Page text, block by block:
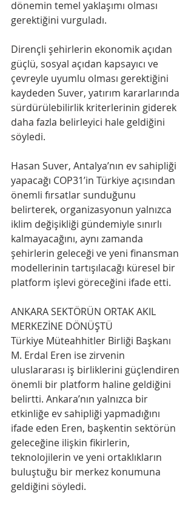
dönemin temel yaklaşımı olması
gerektiğini vurguladı.
Dirençli şehirlerin ekonomik açıdan
güçlü, sosyal açıdan kapsayıcı ve
çevreyle uyumlu olması gerektiğini
kaydeden Suver, yatırım kararlarında
sürdürülebilirlik kriterlerinin giderek
daha fazla belirleyici hale geldiğini
söyledi.
Hasan Suver, Antalya’nın ev sahipliği
yapacağı COP31’in Türkiye açısından
önemli fırsatlar sunduğunu
belirterek, organizasyonun yalnızca
iklim değişikliği gündemiyle sınırlı
kalmayacağını, aynı zamanda
şehirlerin geleceği ve yeni finansman
modellerinin tartışılacağı küresel bir
platform işlevi göreceğini ifade etti.
ANKARA SEKTÖRÜN ORTAK AKIL
MERKEZİNE DÖNÜŞTÜ
Türkiye Müteahhitler Birliği Başkanı
M. Erdal Eren ise zirvenin
uluslararası iş birliklerini güçlendiren
önemli bir platform haline geldiğini
belirtti. Ankara’nın yalnızca bir
etkinliğe ev sahipliği yapmadığını
ifade eden Eren, başkentin sektörün
geleceğine ilişkin fikirlerin,
teknolojilerin ve yeni ortaklıkların
buluştuğu bir merkez konumuna
geldiğini söyledi.